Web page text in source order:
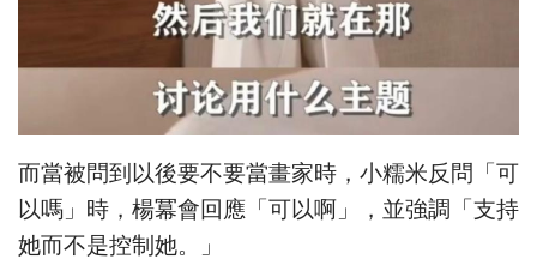
而當被問到以後要不要當畫家時，小糯米反問「可
以嗎」時，楊冪會回應「可以啊」，並強調「支持
她而不是控制她。」